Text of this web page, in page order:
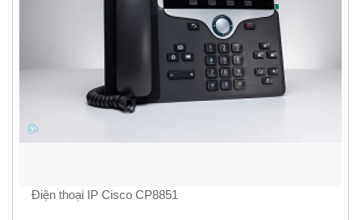
Điện thoại IP Cisco CP8851